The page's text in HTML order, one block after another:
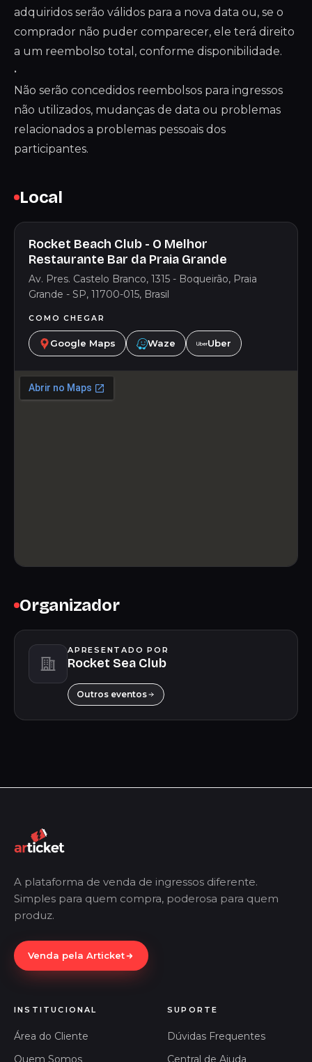
adquiridos serão válidos para a nova data ou, se o
comprador não puder comparecer, ele terá direito
a um reembolso total, conforme disponibilidade.
•
Não serão concedidos reembolsos para ingressos
não utilizados, mudanças de data ou problemas
relacionados a problemas pessoais dos
participantes.
Local
Rocket Beach Club - O Melhor
Restaurante Bar da Praia Grande
Av. Pres. Castelo Branco, 1315 - Boqueirão, Praia
Grande - SP, 11700-015, Brasil
COMO CHEGAR
Google Maps Waze Uber
Organizador
APRESENTADO POR
Rocket Sea Club
Outros eventos
A plataforma de venda de ingressos diferente.
Simples para quem compra, poderosa para quem
produz.
Venda pela Articket
INSTITUCIONAL
Área do Cliente
Quem Somos
SUPORTE
Dúvidas Frequentes
Central de Ajuda